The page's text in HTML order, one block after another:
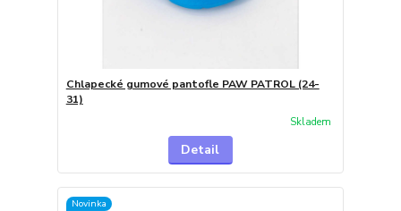
Chlapecké gumové pantofle PAW PATROL (24-
31)
Skladem
Detail
Novinka